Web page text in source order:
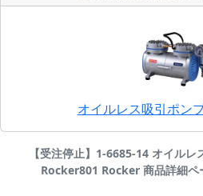
オイルレス吸引ポン
【受注停止】1-6685-14 オイル
Rocker801 Rocker 商品詳細